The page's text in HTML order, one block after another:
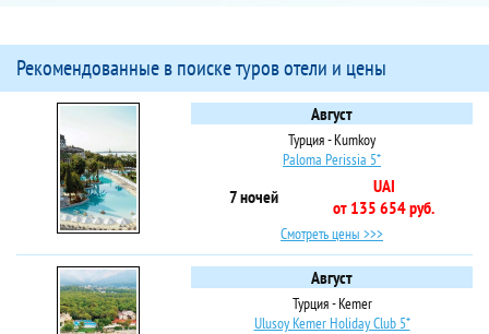
Рекомендованные в поиске туров отели и цены
Август
Турция - Kumkoy
Paloma Perissia 5*
7 ночей
UAI
от 135 654 руб.
Смотреть цены >>>
Август
Турция - Kemer
Ulusoy Kemer Holiday Club 5*